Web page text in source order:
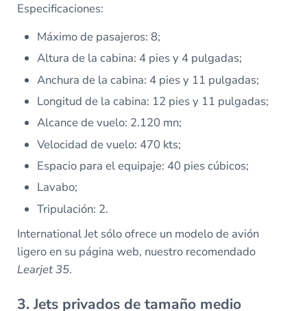
Especificaciones:
Máximo de pasajeros: 8;
Altura de la cabina: 4 pies y 4 pulgadas;
Anchura de la cabina: 4 pies y 11 pulgadas;
Longitud de la cabina: 12 pies y 11 pulgadas;
Alcance de vuelo: 2.120 mn;
Velocidad de vuelo: 470 kts;
Espacio para el equipaje: 40 pies cúbicos;
Lavabo;
Tripulación: 2.
International Jet sólo ofrece un modelo de avión
ligero en su página web, nuestro recomendado
Learjet 35.
3. Jets privados de tamaño medio